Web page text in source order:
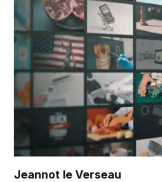
Jeannot le Verseau